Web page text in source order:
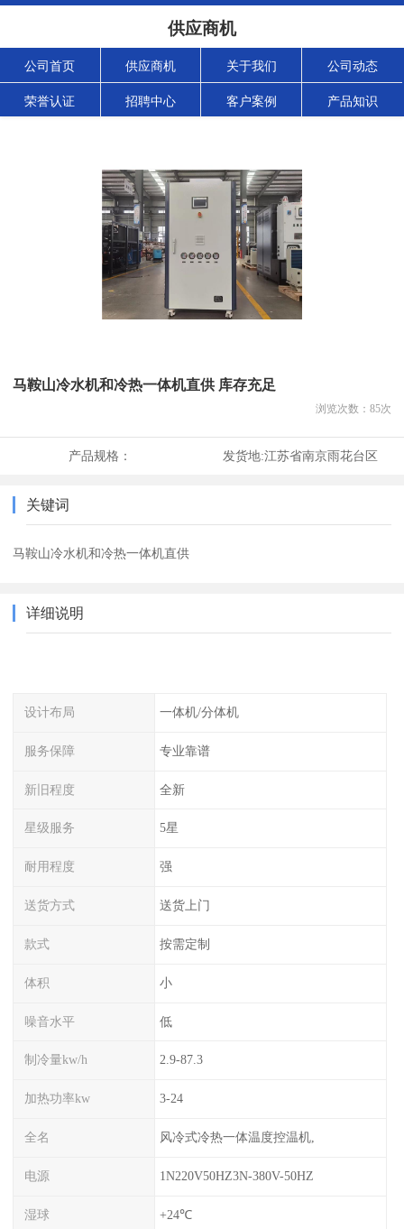
供应商机
公司首页 供应商机 关于我们 公司动态
荣誉认证 招聘中心 客户案例 产品知识
马鞍山冷水机和冷热一体机直供 库存充足
浏览次数： 85次
产品规格： 发货地:江苏省南京雨花台区
关键词
马鞍山冷水机和冷热一体机直供
详细说明
设计布局 一体机/分体机
服务保障 专业靠谱
新旧程度 全新
星级服务 5星
耐用程度 强
送货方式 送货上门
款式 按需定制
体积 小
噪音水平 低
制冷量kw/h 2.9-87.3
加热功率kw 3-24
全名 风冷式冷热一体温度控温机,
电源 1N220V50HZ3N-380V-50HZ
湿球 +24℃